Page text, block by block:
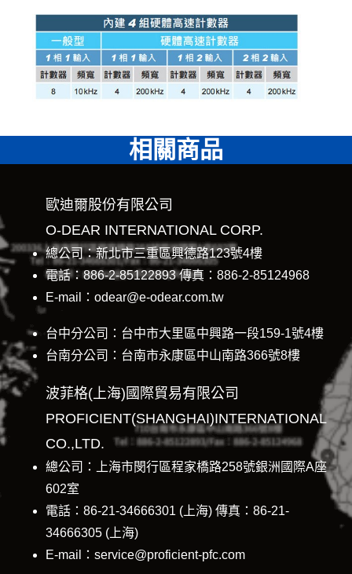
相關商品
歐迪爾股份有限公司
O-DEAR INTERNATIONAL CORP.
總公司：新北市三重區興德路123號4樓
電話：886-2-85122893 傳真：886-2-85124968
E-mail：odear@e-odear.com.tw
台中分公司：台中市大里區中興路一段159-1號4樓
台南分公司：台南市永康區中山南路366號8樓
波菲格(上海)國際貿易有限公司
PROFICIENT(SHANGHAI)INTERNATIONAL
CO.,LTD.
總公司：上海市閔行區程家橋路258號銀洲國際A座
602室
電話：86-21-34666301 (上海) 傳真：86-21-
34666305 (上海)
E-mail：service@proficient-pfc.com